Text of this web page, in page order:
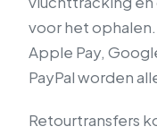
voor het ophalen.
Apple Pay,
PayPal worden
Retourtransfers